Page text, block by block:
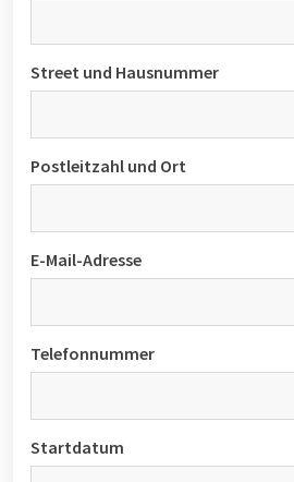
Street und Hausnummer
Postleitzahl und Ort
E-Mail-Adresse
Telefonnummer
Startdatum